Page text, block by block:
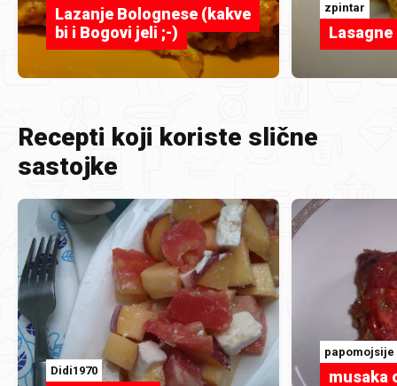
Lazanje Bolognese (kakve
bi i Bogovi jeli ;-)
zpintar
Recepti koji koriste slične
sastojke
Didi1970
papomojsije
musaka